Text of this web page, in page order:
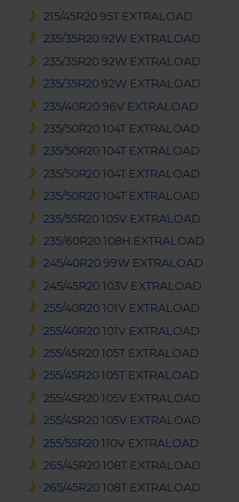
215/45R20 95T EXTRALOAD
235/35R20 92W EXTRALOAD
235/35R20 92W EXTRALOAD
235/35R20 92W EXTRALOAD
235/40R20 96V EXTRALOAD
235/50R20 104T EXTRALOAD
235/50R20 104T EXTRALOAD
235/50R20 104T EXTRALOAD
235/50R20 104T EXTRALOAD
235/55R20 105V EXTRALOAD
235/60R20 108H EXTRALOAD
245/40R20 99W EXTRALOAD
245/45R20 103V EXTRALOAD
255/40R20 101V EXTRALOAD
255/40R20 101V EXTRALOAD
255/45R20 105T EXTRALOAD
255/45R20 105T EXTRALOAD
255/45R20 105V EXTRALOAD
255/45R20 105V EXTRALOAD
255/55R20 110V EXTRALOAD
265/45R20 108T EXTRALOAD
265/45R20 108T EXTRALOAD